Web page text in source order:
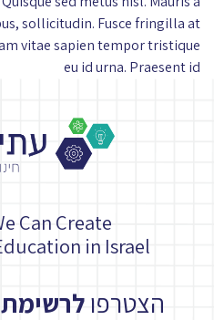
sollicitudin. Fusce fringilla at
vitae sapien tempor tristique
eu id urna. Praesent id
Can Create
in Israel
הצטרפו